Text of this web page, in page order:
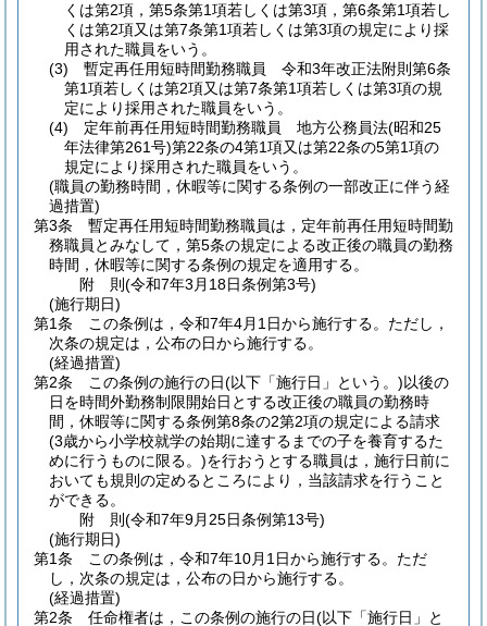
くは第2項，第5条第1項若しくは第3項，第6条第1項若し
くは第2項又は第7条第1項若しくは第3項の規定により採
用された職員をいう。
(3)
暫定再任用短時間勤務職員 令和3年改正法附則第6条
第1項若しくは第2項又は第7条第1項若しくは第3項の規
定により採用された職員をいう。
(4)
定年前再任用短時間勤務職員 地方公務員法(昭和25
年法律第261号)第22条の4第1項又は第22条の5第1項の
規定により採用された職員をいう。
(職員の勤務時間，休暇等に関する条例の一部改正に伴う経
過措置)
第3条
暫定再任用短時間勤務職員は，定年前再任用短時間勤
務職員とみなして，第5条の規定による改正後の職員の勤務
時間，休暇等に関する条例の規定を適用する。
附 則(令和7年3月18日条例第3号)
(施行期日)
第1条
この条例は，令和7年4月1日から施行する。 ただし，
次条の規定は，公布の日から施行する。
(経過措置)
第2条
この条例の施行の日(以下「施行日」という。)以後の
日を時間外勤務制限開始日とする改正後の職員の勤務時
間，休暇等に関する条例第8条の2第2項の規定による請求
(3歳から小学校就学の始期に達するまでの子を養育するた
めに行うものに限る。)を行おうとする職員は，施行日前に
おいても規則の定めるところにより，当該請求を行うこと
ができる。
附 則(令和7年9月25日条例第13号)
(施行期日)
第1条
この条例は，令和7年10月1日から施行する。 ただ
し，次条の規定は，公布の日から施行する。
(経過措置)
第2条
任命権者は，この条例の施行の日(以下「施行日」と